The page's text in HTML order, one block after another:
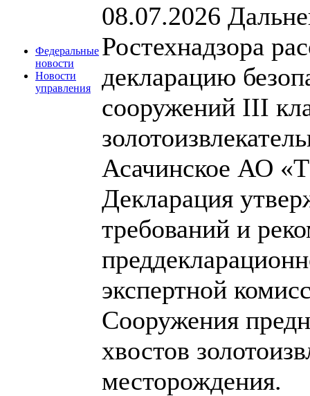
Федеральные
новости
Новости
управления
08.07.2026
Ростехнадзора
декларацию
сооружений III
Асачинское АО
Декларация
требований и
экспертной
Сооружения
хвостов
месторождения.